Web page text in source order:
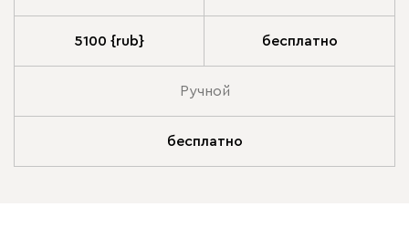
5100 {rub} бесплатно
Ручной
бесплатно